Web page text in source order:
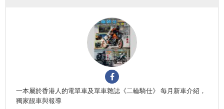
一本屬於香港人的電單車及單車雜誌《二輪騎仕》 每月新車介紹，
獨家靚車與報導